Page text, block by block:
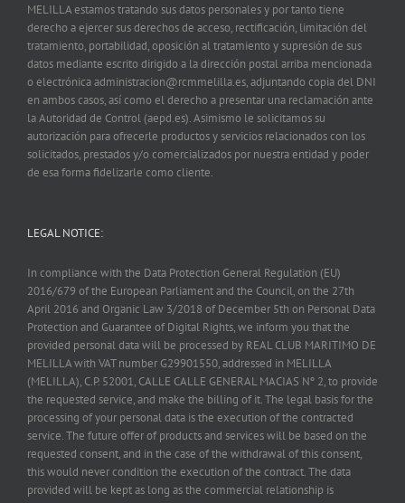
MELILLA estamos tratando sus datos personales y por tanto tiene
derecho a ejercer sus derechos de acceso, rectificación, limitación del
tratamiento, portabilidad, oposición al tratamiento y supresión de sus
datos mediante escrito dirigido a la dirección postal arriba mencionada
o electrónica administracion@rcmmelilla.es, adjuntando copia del DNI
en ambos casos, así como el derecho a presentar una reclamación ante
la Autoridad de Control (aepd.es). Asimismo le solicitamos su
autorización para ofrecerle productos y servicios relacionados con los
solicitados, prestados y/o comercializados por nuestra entidad y poder
de esa forma fidelizarle como cliente.
LEGAL NOTICE:
In compliance with the Data Protection General Regulation (EU)
2016/679 of the European Parliament and the Council, on the 27th
April 2016 and Organic Law 3/2018 of December 5th on Personal Data
Protection and Guarantee of Digital Rights, we inform you that the
provided personal data will be processed by REAL CLUB MARITIMO DE
MELILLA with VAT number G29901550, addressed in MELILLA
(MELILLA), C.P. 52001, CALLE CALLE GENERAL MACIAS Nº 2, to provide
the requested service, and make the billing of it. The legal basis for the
processing of your personal data is the execution of the contracted
service. The future offer of products and services will be based on the
requested consent, and in the case of the withdrawal of this consent,
this would never condition the execution of the contract. The data
provided will be kept as long as the commercial relationship is